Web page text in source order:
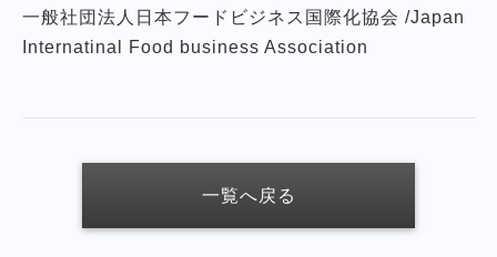
一般社団法人日本フードビジネス国際化協会 /Japan
Internatinal Food business Association
一覧へ戻る